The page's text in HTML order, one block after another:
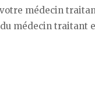
médecin
médecin traitant